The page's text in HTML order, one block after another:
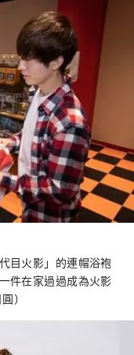
目火影」的連帽浴袍
件在家過過成為火影
）